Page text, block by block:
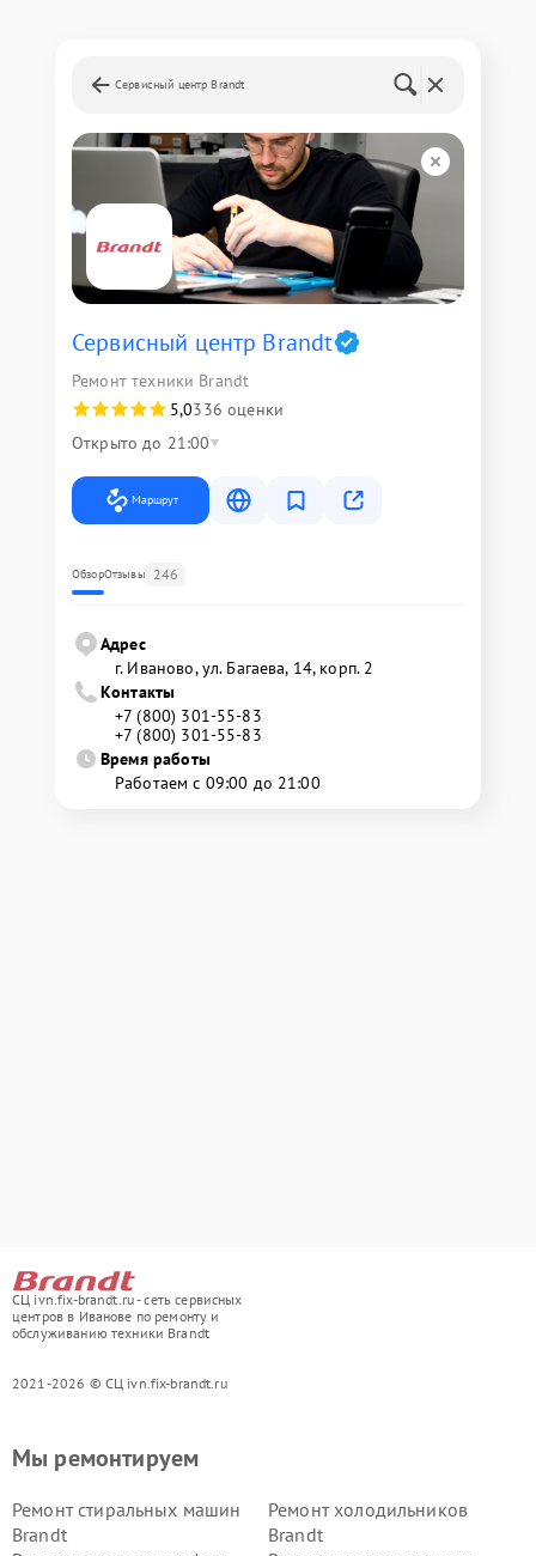
Сервисный центр Brandt
Сервисный центр Brandt
Ремонт техники Brandt
5,0336 оценки
Открыто до 21:00
Маршрут
ОбзорОтзывы 246
Адрес
г. Иваново, ул. Багаева, 14, корп. 2
Контакты
+7 (800) 301-55-83
+7 (800) 301-55-83
Время работы
Работаем с 09:00 до 21:00
СЦ ivn.fix-brandt.ru - сеть сервисных
центров в Иванове по ремонту и
обслуживанию техники Brandt
2021-2026 © СЦ ivn.fix-brandt.ru
Мы ремонтируем
Ремонт стиральных машин
Brandt
Ремонт холодильников
Brandt